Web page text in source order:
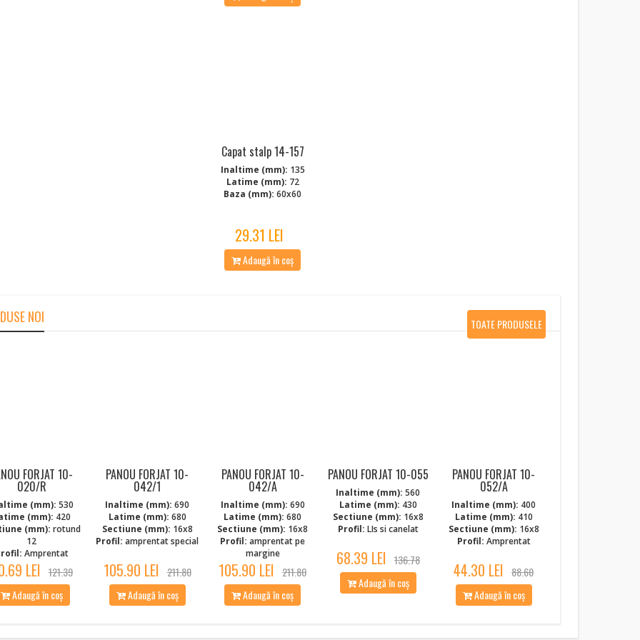
Capat stalp 14-157
Inaltime (mm): 135
Latime (mm): 72
Baza (mm): 60x60
29.31 LEI
Adaugă în coș
NOI
FORJAT 10-
020/R
(mm): 530
(mm): 420
(mm): rotund
12
Amprentat
LEI 121.39
Adaugă în coș
PANOU FORJAT 10-
042/1
Inaltime (mm): 690
Latime (mm): 680
Sectiune (mm): 16x8
Profil: amprentat special
105.90 LEI 211.80
Adaugă în coș
PANOU FORJAT 10-
042/A
Inaltime (mm): 690
Latime (mm): 680
Sectiune (mm): 16x8
Profil: amprentat pe
margine
105.90 LEI 211.80
Adaugă în coș
PANOU FORJAT 10-055
Inaltime (mm): 560
Latime (mm): 430
Sectiune (mm): 16x8
Profil: LIs si canelat
68.39 LEI 136.78
Adaugă în coș
PANOU FORJAT 10-
052/A
Inaltime (mm): 400
Latime (mm): 410
Sectiune (mm): 16x8
Profil: Amprentat
44.30 LEI 88.60
Adaugă în coș
TOATE PRODUSELE